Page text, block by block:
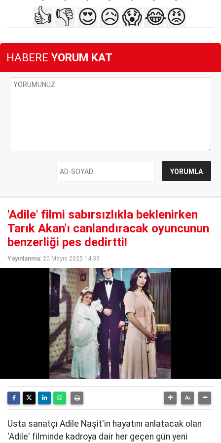
👍 👎 😍😥😱😂😡
HABERE YORUM KAT
'Adile' filmi sabırsızlıkla beklenirken
Tarık Akan'ı canlandıracak oyuncunun
benzerliği pes dedirtti!
Yayınlanma: 20 Mayıs 2025 14:39
Usta sanatçı Adile Naşit'in hayatını anlatacak olan
'Adile' filminde kadroya dair her geçen gün yeni